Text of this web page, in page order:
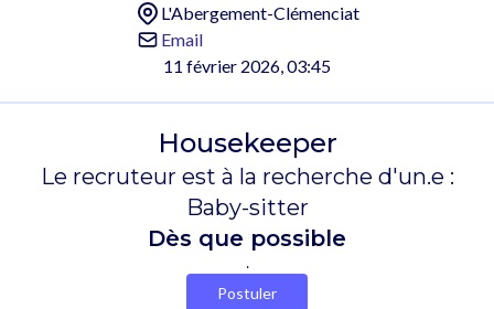
L'Abergement-Clémenciat
Email
11 février 2026, 03:45
Housekeeper
Le recruteur est à la recherche d'un.e :
Baby-sitter
Dès que possible
.
Postuler